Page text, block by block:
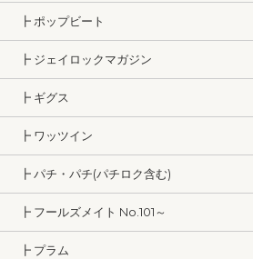
┣ ポップビート
┣ ジェイロックマガジン
┣ ギグス
┣ ワッツイン
┣ パチ・パチ(パチロク含む)
┣ フールズメイト No.101～
┣ プラム